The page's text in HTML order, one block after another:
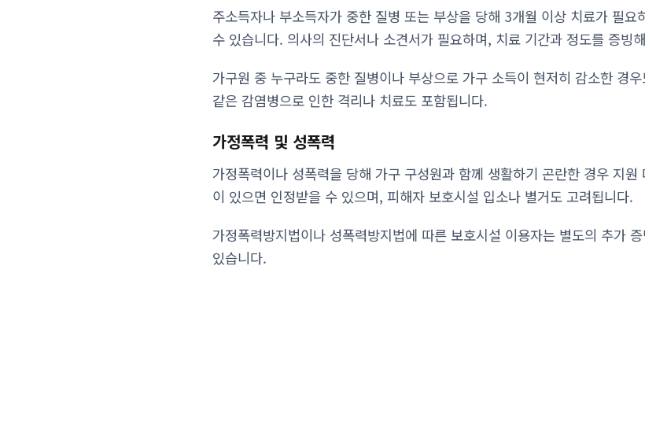
주소득자나 부소득자가 중한 질병 또는 부상을 당해 3개월 이상 치료가 필
수 있습니다. 의사의 진단서나 소견서가 필요하며, 치료 기간과 정도를 증빙
가구원 중 누구라도 중한 질병이나 부상으로 가구 소득이 현저히 감소한 경
같은 감염병으로 인한 격리나 치료도 포함됩니다.
가정폭력 및 성폭력
가정폭력이나 성폭력을 당해 가구 구성원과 함께 생활하기 곤란한 경우 지
이 있으면 인정받을 수 있으며, 피해자 보호시설 입소나 별거도 고려됩니다.
가정폭력방지법이나 성폭력방지법에 따른 보호시설 이용자는 별도의 추가
있습니다.